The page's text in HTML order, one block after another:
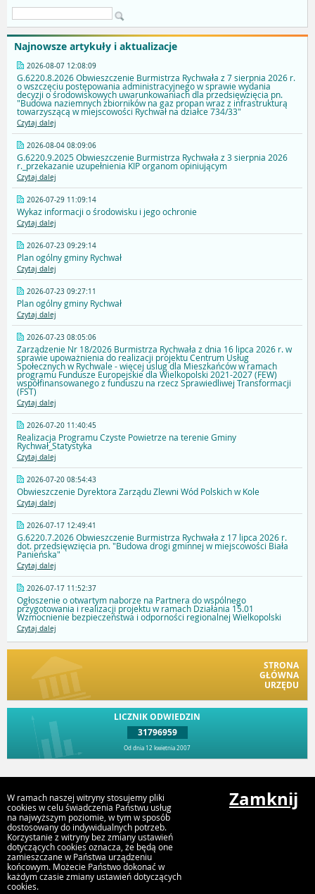
Najnowsze artykuły i aktualizacje
2026-08-07 12:08:09
G.6220.8.2026 Obwieszczenie Burmistrza Rychwała z 7 sierpnia 2026 r.
o wszczęciu postępowania administracyjnego w sprawie wydania
decyzji o środowiskowych uwarunkowaniach dla przedsięwzięcia pn.
"Budowa naziemnych zbiorników na gaz propan wraz z infrastrukturą
towarzyszącą w miejscowości Rychwał na działce 734/33"
Czytaj dalej
2026-08-04 08:09:06
G.6220.9.2025 Obwieszczenie Burmistrza Rychwała z 3 sierpnia 2026
r._przekazanie uzupełnienia KIP organom opiniującym
Czytaj dalej
2026-07-29 11:09:14
Wykaz informacji o środowisku i jego ochronie
Czytaj dalej
2026-07-23 09:29:14
Plan ogólny gminy Rychwał
Czytaj dalej
2026-07-23 09:27:11
Plan ogólny gminy Rychwał
Czytaj dalej
2026-07-23 08:05:06
Zarządzenie Nr 18/2026 Burmistrza Rychwała z dnia 16 lipca 2026 r. w
sprawie upoważnienia do realizacji projektu Centrum Usług
Społecznych w Rychwale - więcej uslug dla Mieszkańców w ramach
programu Fundusze Europejskie dla Wielkopolski 2021-2027 (FEW)
współfinansowanego z funduszu na rzecz Sprawiedliwej Transformacji
(FST)
Czytaj dalej
2026-07-20 11:40:45
Realizacja Programu Czyste Powietrze na terenie Gminy
Rychwał_Statystyka
Czytaj dalej
2026-07-20 08:54:43
Obwieszczenie Dyrektora Zarządu Zlewni Wód Polskich w Kole
Czytaj dalej
2026-07-17 12:49:41
G.6220.7.2026 Obwieszczenie Burmistrza Rychwała z 17 lipca 2026 r.
dot. przedsięwzięcia pn. "Budowa drogi gminnej w miejscowości Biała
Panieńska"
Czytaj dalej
2026-07-17 11:52:37
Ogłoszenie o otwartym naborze na Partnera do wspólnego
przygotowania i realizacji projektu w ramach Działania 15.01
Wzmocnienie bezpieczeństwa i odporności regionalnej Wielkopolski
Czytaj dalej
STRONA
GŁÓWNA
URZĘDU
LICZNIK ODWIEDZIN
31796959
Od dnia 12 kwietnia 2007
Urząd Gminy i Miasta Rychwał
Plac Wolności 16, 62-570 Rychwał
W ramach naszej witryny stosujemy pliki
cookies w celu świadczenia Państwu usług
na najwyższym poziomie, w tym w sposób
dostosowany do indywidualnych potrzeb.
Korzystanie z witryny bez zmiany ustawień
dotyczących cookies oznacza, że będą one
zamieszczane w Państwa urządzeniu
końcowym. Możecie Państwo dokonać w
każdym czasie zmiany ustawień dotyczących
cookies.
Zamknij